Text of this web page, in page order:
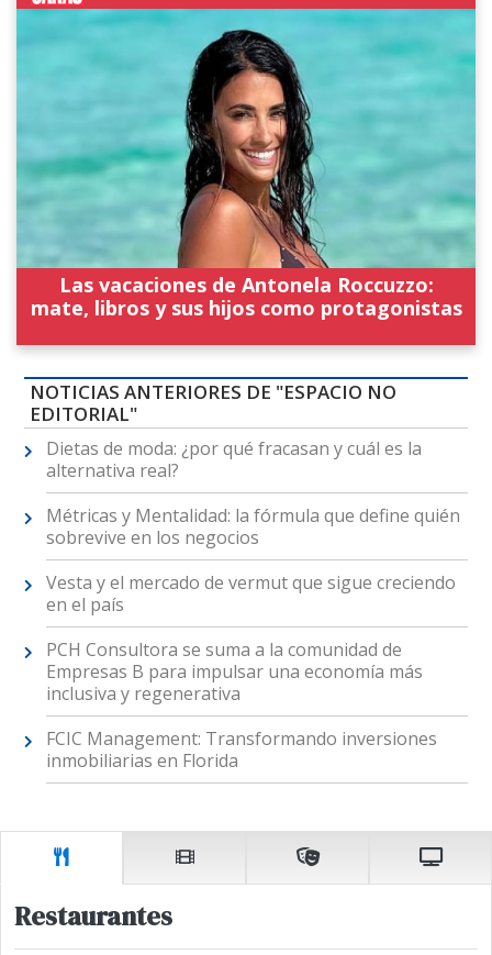
Las vacaciones de Antonela Roccuzzo:
mate, libros y sus hijos como protagonistas
NOTICIAS ANTERIORES DE "ESPACIO NO
EDITORIAL"
Dietas de moda: ¿por qué fracasan y cuál es la
alternativa real?
Métricas y Mentalidad: la fórmula que define quién
sobrevive en los negocios
Vesta y el mercado de vermut que sigue creciendo
en el país
PCH Consultora se suma a la comunidad de
Empresas B para impulsar una economía más
inclusiva y regenerativa
FCIC Management: Transformando inversiones
inmobiliarias en Florida
Restaurantes